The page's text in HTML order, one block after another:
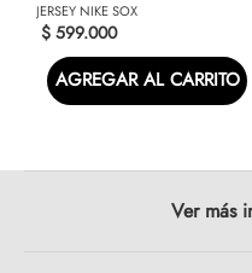
JERSEY NIKE SOX
$ 599.000
AGREGAR AL CARRITO